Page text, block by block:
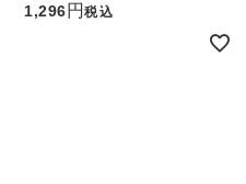
1,296 税込